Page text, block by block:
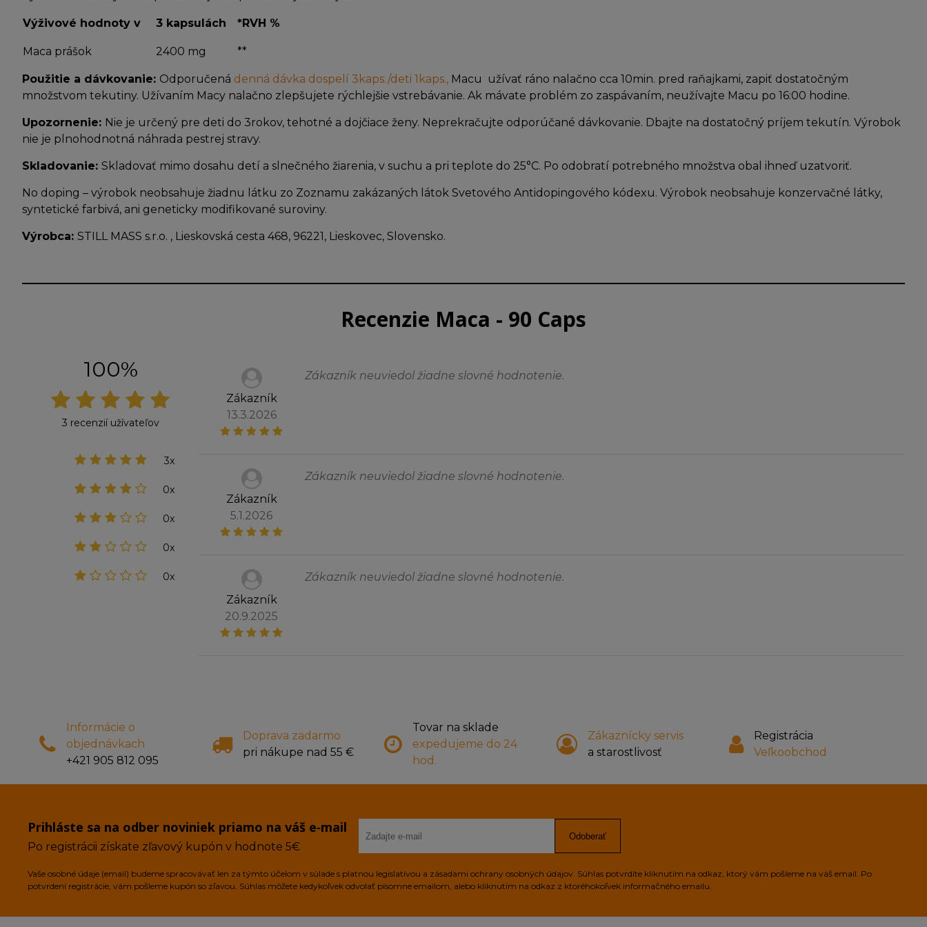
Výživové hodnoty v 3 kapsulách *RVH %
Maca prášok 2400 mg **
Použitie a dávkovanie: Odporučená denná dávka dospelí 3kaps./deti 1kaps., Macu užívať ráno nalačno cca 10min. pred raňajkami, zapiť dostatočným
množstvom tekutiny. Užívaním Macy nalačno zlepšujete rýchlejšie vstrebávanie. Ak mávate problém zo zaspávaním, neužívajte Macu po 16:00 hodine.
Upozornenie: Nie je určený pre deti do 3rokov, tehotné a dojčiace ženy. Neprekračujte odporúčané dávkovanie. Dbajte na dostatočný príjem tekutín. Výrobok
nie je plnohodnotná náhrada pestrej stravy.
Skladovanie: Skladovať mimo dosahu detí a slnečného žiarenia, v suchu a pri teplote do 25°C. Po odobratí potrebného množstva obal ihneď uzatvoriť.
No doping – výrobok neobsahuje žiadnu látku zo Zoznamu zakázaných látok Svetového Antidopingového kódexu. Výrobok neobsahuje konzervačné látky,
syntetické farbivá, ani geneticky modifikované suroviny.
Výrobca: STILL MASS s.r.o. , Lieskovská cesta 468, 96221, Lieskovec, Slovensko.
Recenzie Maca - 90 Caps
100%
3 recenzií užívateľov
3x
0x
0x
0x
0x
Zákazník
13.3.2026
Zákazník neuviedol žiadne slovné hodnotenie.
Zákazník
5.1.2026
Zákazník neuviedol žiadne slovné hodnotenie.
Zákazník
20.9.2025
Zákazník neuviedol žiadne slovné hodnotenie.
Informácie o
objednávkach
+421 905 812 095
Doprava zadarmo
pri nákupe nad 55 €
Tovar na sklade
expedujeme do 24
hod.
Zákaznícky servis
a starostlivosť
Registrácia
Veľkoobchod
Prihláste sa na odber noviniek priamo na váš e‑mail
Po registrácii získate zľavový kupón v hodnote 5€
Odoberať
Vaše osobné údaje (email) budeme spracovávať len za týmto účelom v súlade s platnou legislatívou a zásadami ochrany osobných údajov. Súhlas potvrdíte kliknutím na odkaz, ktorý vám pošleme na váš email. Po
potvrdení registrácie, vám pošleme kupón so zľavou. Súhlas môžete kedykoľvek odvolať písomne emailom, alebo kliknutím na odkaz z ktoréhokoľvek informačného emailu.